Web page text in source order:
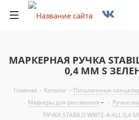
МАРКЕРНАЯ РУЧКА
0,4 ММ S
Главная - Каталог - Письменные
- Маркеры для рисования - Ручки-
РУЧКА STABILO WRITE-4-ALL 0,4